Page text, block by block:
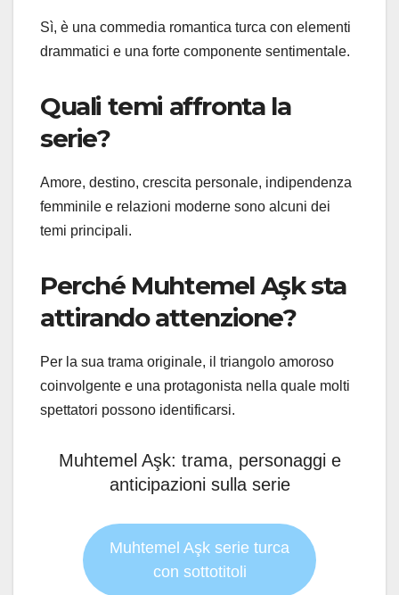
Sì, è una commedia romantica turca con elementi
drammatici e una forte componente sentimentale.
Quali temi affronta la
serie?
Amore, destino, crescita personale, indipendenza
femminile e relazioni moderne sono alcuni dei
temi principali.
Perché Muhtemel Aşk sta
attirando attenzione?
Per la sua trama originale, il triangolo amoroso
coinvolgente e una protagonista nella quale molti
spettatori possono identificarsi.
Muhtemel Aşk: trama, personaggi e
anticipazioni sulla serie
Muhtemel Aşk serie turca
con sottotitoli